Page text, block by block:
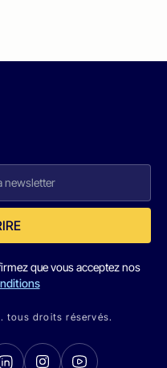
que vous acceptez nos
tous droits réservés.